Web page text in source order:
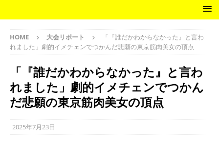
HOME 大会リポート
「『誰だかわからなかった』と言わ
れました」劇的イメチェンでつかんだ悲願の東京筋肉美女の頂点
「『誰だかわからなかった』と言わ
れました」劇的イメチェンでつかん
だ悲願の東京筋肉美女の頂点
2025年7月23日